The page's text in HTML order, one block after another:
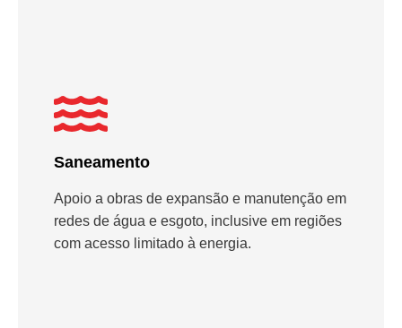
Saneamento
Apoio a obras de expansão e manutenção em
redes de água e esgoto, inclusive em regiões
com acesso limitado à energia.